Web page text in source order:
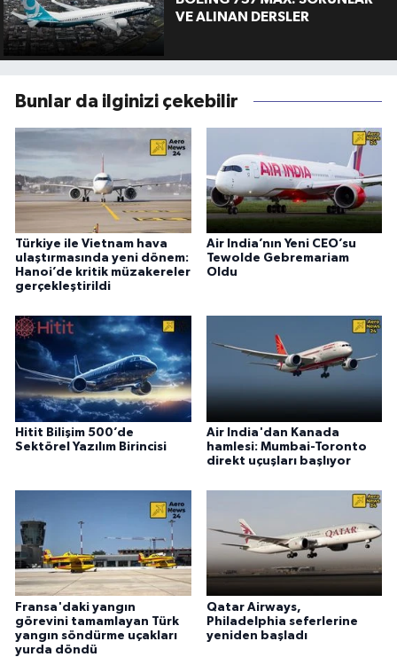
VE ALINAN DERSLER
Bunlar da ilginizi çekebilir
Türkiye ile Vietnam hava
ulaştırmasında yeni dönem:
Hanoi’de kritik müzakereler
gerçekleştirildi
Air India’nın Yeni CEO’su
Tewolde Gebremariam
Oldu
Hitit Bilişim 500’de
Sektörel Yazılım Birincisi
Air India'dan Kanada
hamlesi: Mumbai-Toronto
direkt uçuşları başlıyor
Fransa'daki yangın
görevini tamamlayan Türk
yangın söndürme uçakları
yurda döndü
Qatar Airways,
Philadelphia seferlerine
yeniden başladı